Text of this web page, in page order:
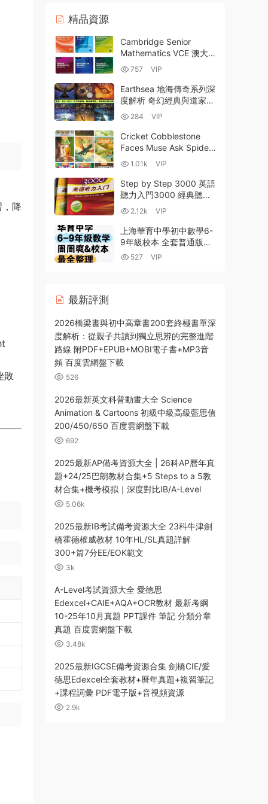
降
敗
精品資源
Cambridge Senior
Mathematics VCE 澳大
利亞墨爾本維多利亞州高
中11-12年級澳洲VCE數學
教材PDF電子版下載
757 VIP
Earthsea 地海傳奇系列深
度解析 奇幻經典與道家哲
學的完美融合 TXT電子書
+MP3音頻資源下載
284 VIP
Cricket Cobblestone
Faces Muse Ask Spider
Click Babybug Ladybug
蟋蟀王國9大雜志2024全
年PDF合集81本 百度網盤
1.01k VIP
Step by Step 3000 英語
聽力入門3000 經典聽力
教材 全四冊學生用書
PDF+MP3音頻 百度雲網
盤下載
2.12k VIP
上海華育中學初中數學6-
9年級校本 全套普通版
+提高班周周爽練習冊
527 VIP
最新評測
2026橋梁書與初中高章書200套終極書單深
度解析：從親子共讀到獨立思辨的完整進階
路線 附PDF+EPUB+MOBI電子書+MP3音
頻 百度雲網盤下載
526
2026最新英文科普動畫大全 Science
Animation & Cartoons 初級中級高級藍思值
200/450/650 百度雲網盤下載
692
2025最新AP備考資源大全 | 26科AP曆年真
題+24/25巴朗教材合集+5 Steps to a 5教
材合集+機考模拟｜深度對比IB/A-Level
5.06k
2025最新IB考試備考資源大全 23科牛津劍
橋霍德權威教材 10年HL/SL真題詳解
300+篇7分EE/EOK範文
3k
A-Level考試資源大全 愛德思
Edexcel+CAIE+AQA+OCR教材 最新考綱
10-25年10月真題 PPT課件 筆記 分類分章
真題 百度雲網盤下載
3.48k
2025最新IGCSE備考資源合集 劍橋CIE/愛
德思Edexcel全套教材+曆年真題+複習筆記
+課程詞彙 PDF電子版+音視頻資源
2.9k